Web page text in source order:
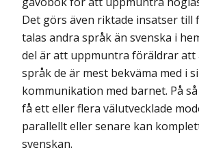
Det görs även riktade insatser till
talas andra språk än svenska i
del är att uppmuntra föräldrar att
språk de är mest bekväma med i
kommunikation med barnet. På
få ett eller flera välutvecklade
parallellt eller senare kan
svenskan.